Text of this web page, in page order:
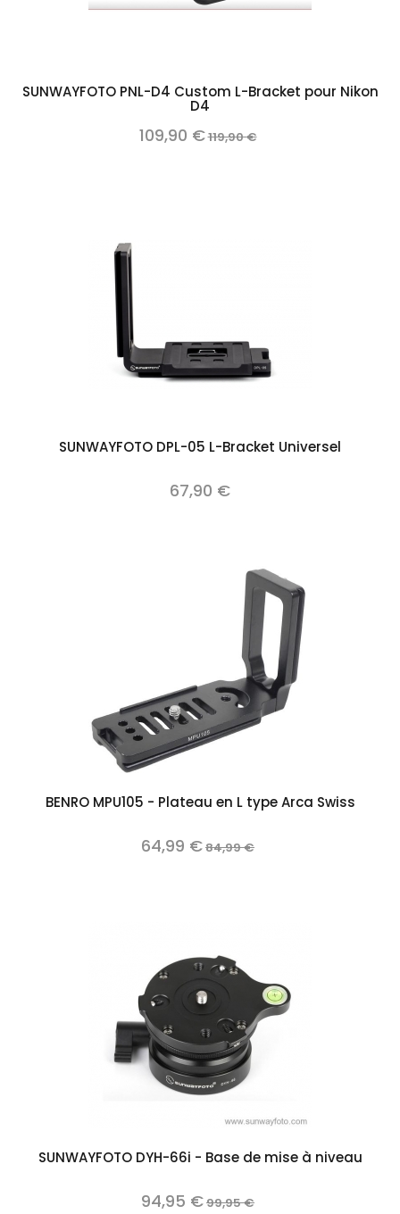
SUNWAYFOTO PNL-D4 Custom L-Bracket pour Nikon
D4
109,90 €119,90 €
SUNWAYFOTO DPL-05 L-Bracket Universel
67,90 €
BENRO MPU105 - Plateau en L type Arca Swiss
64,99 €84,99 €
SUNWAYFOTO DYH-66i - Base de mise à niveau
94,95 €99,95 €